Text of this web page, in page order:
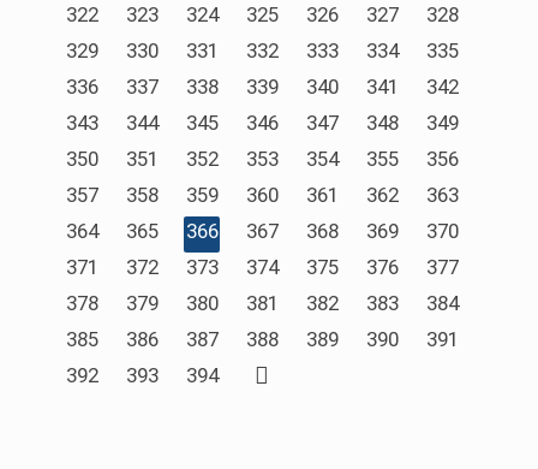
322
323 324 325 326 327
328
329
330 331 332 333 334
335
336
337 338 339 340 341
342
343
344 345 346 347 348
349
350
351 352 353 354 355
356
357
358 359 360 361 362
363
364
365 366 367 368 369
370
371
372 373 374 375 376
377
378
379 380 381 382 383
384
385
386 387 388 389 390
391
392
393 394